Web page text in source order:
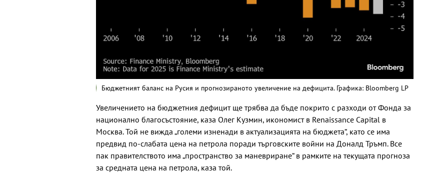
Бюджетният баланс на Русия и прогнозираното увеличение на дефицита. Графика: Bloomberg LP
Увеличението на бюджетния дефицит ще трябва да бъде покрито с разходи от Фонда за
национално благосъстояние, каза Олег Кузмин, икономист в Renaissance Capital в
Москва. Той не вижда „големи изненади в актуализацията на бюджета“, като се има
предвид по-слабата цена на петрола поради търговските войни на Доналд Тръмп. Все
пак правителството има „пространство за маневриране“ в рамките на текущата прогноза
за средната цена на петрола, каза той.
Стотици трудови
свързани с работата в
жегите
Глобиха мъж за
хулигански прояви на
плажа във Варна